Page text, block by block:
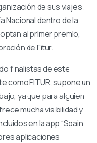
de sus viajes.
Nacional dentro de la
al primer premio,
de Fitur.
finalistas de este
como FITUR, supone un
ya que para alguien
mucha visibilidad y
en la app “Spain
aplicaciones